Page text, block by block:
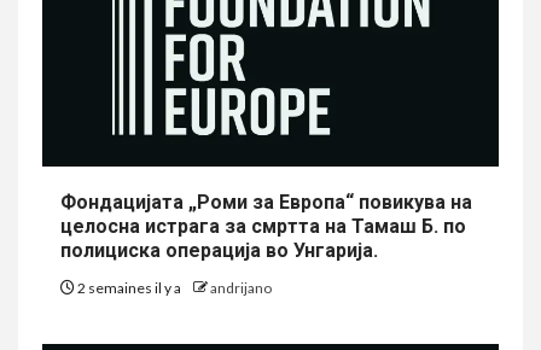
Фондацијата „Роми за Европа“ повикува на
целосна истрага за смртта на Тамаш Б. по
полициска операција во Унгарија.
2 semaines il y a andrijano